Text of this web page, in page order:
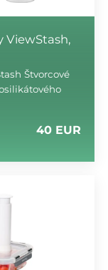
ViewStash,
Štvorcové
40 EUR